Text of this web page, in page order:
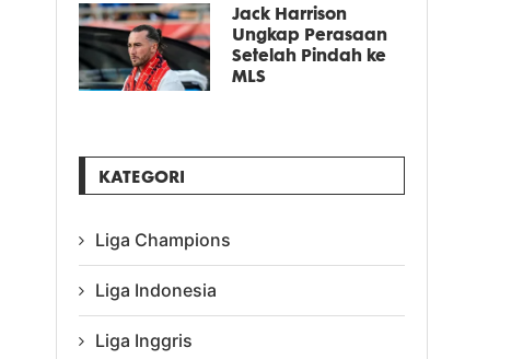
Jack Harrison
Ungkap Perasaan
Setelah Pindah ke
MLS
KATEGORI
Liga Champions
Liga Indonesia
Liga Inggris